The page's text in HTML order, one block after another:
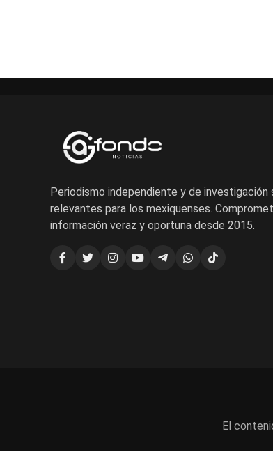
Periodismo independiente y de investigación
relevantes para los mexiquenses.
información veraz y oportuna desde 2015.
El